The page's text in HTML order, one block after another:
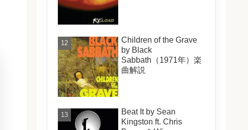
Children of the Grave
by Black
Sabbath（1971年）楽
曲解説
Beat It by Sean
Kingston ft. Chris